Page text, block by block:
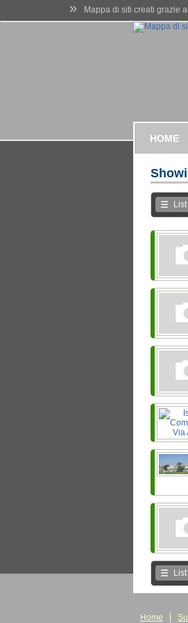
» Mappa di siti creati grazie
HOME
List
List
Home